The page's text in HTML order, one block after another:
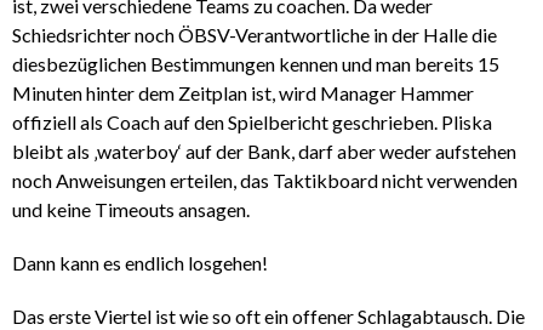
ist, zwei verschiedene Teams zu coachen. Da weder
Schiedsrichter noch ÖBSV-Verantwortliche in der Halle die
diesbezüglichen Bestimmungen kennen und man bereits 15
Minuten hinter dem Zeitplan ist, wird Manager Hammer
offiziell als Coach auf den Spielbericht geschrieben. Pliska
bleibt als ‚waterboy‘ auf der Bank, darf aber weder aufstehen
noch Anweisungen erteilen, das Taktikboard nicht verwenden
und keine Timeouts ansagen.
Dann kann es endlich losgehen!
Das erste Viertel ist wie so oft ein offener Schlagabtausch. Die